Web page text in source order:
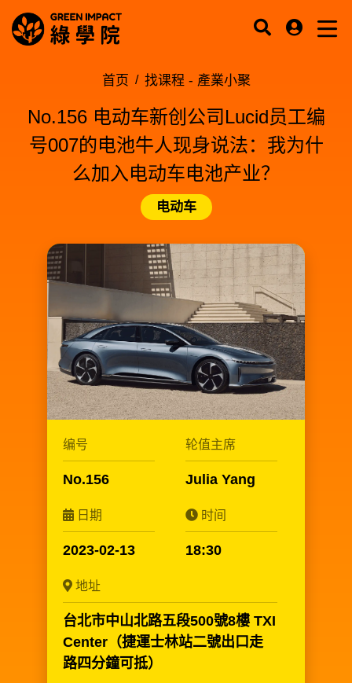
首页 找课程 - 產業小聚
No.156 电动车新创公司Lucid员工编
号007的电池牛人现身说法：我为什
么加入电动车电池产业？
电动车
编号
No.156
轮值主席
Julia Yang
日期
2023-02-13
时间
18:30
地址
台北市中山北路五段500號8樓 TXI
Center（捷運士林站二號出口走
路四分鐘可抵）